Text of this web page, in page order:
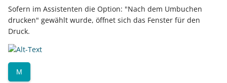
Sofern im Assistenten die Option: "Nach dem Umbuchen
drucken" gewählt wurde, öffnet sich das Fenster für den
Druck.
M